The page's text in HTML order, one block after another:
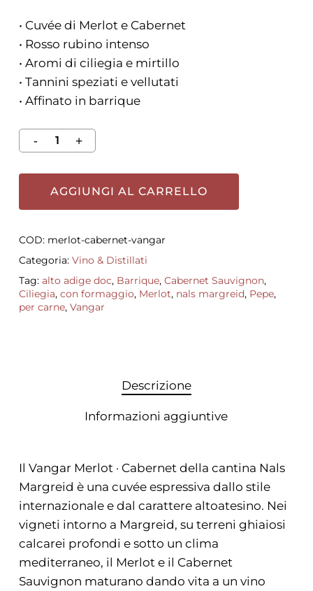
• Cuvée di Merlot e Cabernet
• Rosso rubino intenso
• Aromi di ciliegia e mirtillo
• Tannini speziati e vellutati
• Affinato in barrique
AGGIUNGI AL CARRELLO
COD: merlot-cabernet-vangar
Categoria: Vino & Distillati
Tag: alto adige doc, Barrique, Cabernet Sauvignon,
Ciliegia, con formaggio, Merlot, nals margreid, Pepe,
per carne, Vangar
Descrizione
Informazioni aggiuntive
Il Vangar Merlot · Cabernet della cantina Nals
Margreid è una cuvée espressiva dallo stile
internazionale e dal carattere altoatesino. Nei
vigneti intorno a Margreid, su terreni ghiaiosi
calcarei profondi e sotto un clima
mediterraneo, il Merlot e il Cabernet
Sauvignon maturano dando vita a un vino